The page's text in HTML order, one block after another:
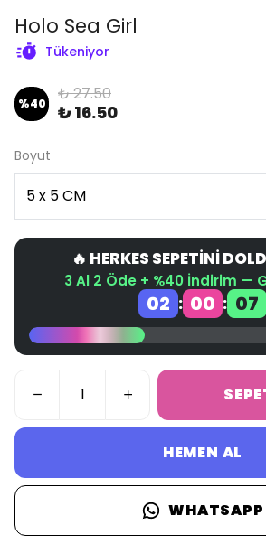
Holo Sea Girl
Tükeniyor
%40 ₺ 27.50
₺ 16.50
Boyut
🔥 HERKES SEPETİNİ
3 Al 2 Öde + %40 İndirim —
02 : 00 : 07
HEMEN AL
WHATSAPP